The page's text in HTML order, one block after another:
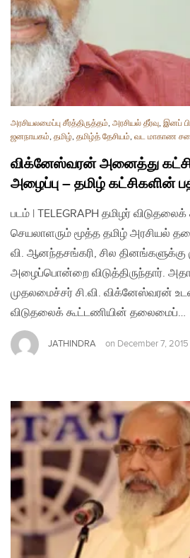
அரசியலமைப்பு சீர்த்திருத்தம், அரசியல் தீர்வு, இனப்
ஜனநாயகம், தமிழ், தமிழ்த் தேசியம், வட மாகாண
விக்னேஸ்வரன் அனைத்து
அழைப்பு – தமிழ் கட்சிகளின்
படம் | TELEGRAPH தமிழர்
செயலாளரும் மூத்த தமிழ் அரசியல்
வி. ஆனந்தசங்கரி, சில தினங்களுக்கு
அழைப்பொன்றை விடுத்திருந்தார்.
முதலமைச்சர் சி.வி. விக்னேஸ்வரன்
விடுதலைக் கூட்டணியின் தலைமைப்…
JATHINDRA on December 7, 2015